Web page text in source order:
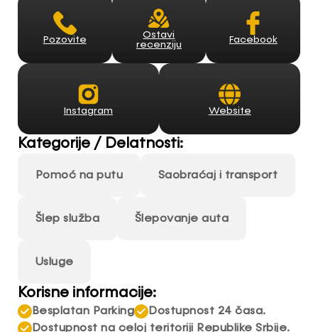
Pozovite
Ostavi
recenziju
Facebook
Instagram Website
Kategorije / Delatnosti:
Pomoć na putu Saobraćaj i transport
Šlep služba Šlepovanje auta
Usluge
Korisne informacije:
Besplatan Parking
Dostupnost 24 časa.
Dostupnost na celoj teritoriji Republike Srbije.